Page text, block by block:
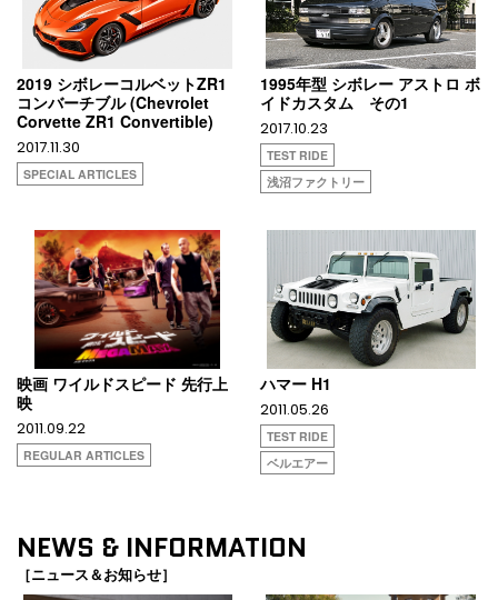
2019 シボレーコルベットZR1
コンバーチブル (Chevrolet
Corvette ZR1 Convertible)
2017.11.30
SPECIAL ARTICLES
1995年型 シボレー アストロ ボ
イドカスタム その1
2017.10.23
TEST RIDE
浅沼ファクトリー
映画 ワイルドスピード 先行上
映
2011.09.22
REGULAR ARTICLES
ハマー H1
2011.05.26
TEST RIDE
ベルエアー
NEWS & INFORMATION
［ニュース＆お知らせ］